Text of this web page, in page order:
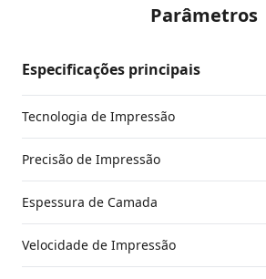
Parâmetros
Especificações principais
Tecnologia de Impressão
Precisão de Impressão
Espessura de Camada
Velocidade de Impressão